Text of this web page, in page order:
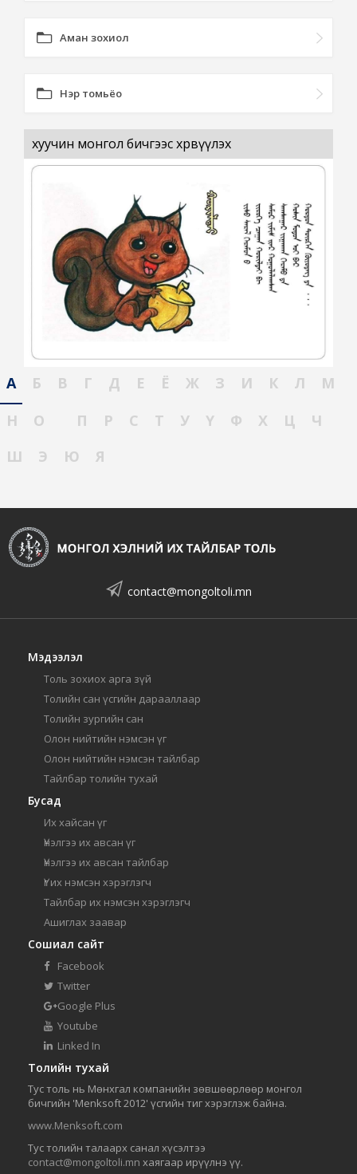
Аман зохиол
Нэр томьёо
хуучин монгол бичгээс хөрвүүлэх
А Б В Г Д Е Ё Ж З И К Л
М
Н
О П Р С Т У Ү Ф Х Ц
Ч
Ш
Э Ю Я
contact@mongoltoli.mn
Мэдээлэл
Толь зохиох арга зүй
Толийн сан үсгийн дарааллаар
Толийн зургийн сан
Олон нийтийн нэмсэн үг
Олон нийтийн нэмсэн тайлбар
Тайлбар толийн тухай
Бусад
Их хайсан үг
Үнэлгээ их авсан үг
Үнэлгээ их авсан тайлбар
Үг их нэмсэн хэрэглэгч
Тайлбар их нэмсэн хэрэглэгч
Ашиглах заавар
Сошиал сайт
Facebook
Twitter
Google Plus
Youtube
Linked In
Толийн тухай
Тус толь нь Мөнхгал компанийн зөвшөөрлөөр монгол
бичгийн 'Menksoft 2012' үсгийн тиг хэрэглэж байна.
www.Menksoft.com
Тус толийн талаарх санал хүсэлтээ
contact@mongoltoli.mn хаягаар ирүүлнэ үү.